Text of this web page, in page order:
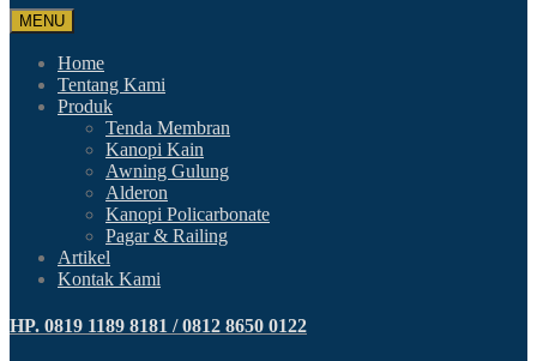
MENU
Home
Tentang Kami
Produk
Tenda Membran
Kanopi Kain
Awning Gulung
Alderon
Kanopi Policarbonate
Pagar & Railing
Artikel
Kontak Kami
HP. 0819 1189 8181 / 0812 8650 0122